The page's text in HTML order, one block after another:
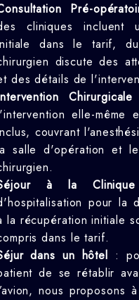
Pré-
cliniques incluent
dans le tarif,
discute des
des détails de
Chirurgicale
elle-même
couvrant
salle d'opération et
à la Clinique
pour la
la récupération initiale
dans le tarif.
dans un hôtel :
de se rétablir
nous proposons